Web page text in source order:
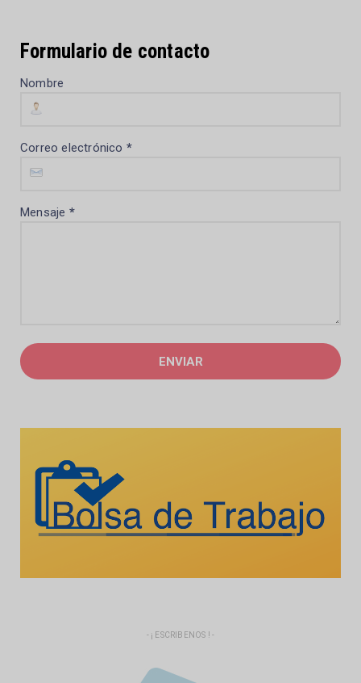
Formulario de contacto
Nombre
Correo electrónico *
Mensaje *
- ¡ ESCRIBENOS ! -